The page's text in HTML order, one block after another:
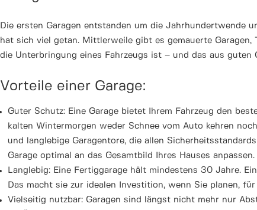
Die ersten Garagen entstanden um die Jahrhundertwende
hat sich viel getan. Mittlerweile gibt es gemauerte
die Unterbringung eines Fahrzeugs ist – und das aus
Vorteile einer Garage:
Guter Schutz: Eine Garage bietet Ihrem Fahrzeug den
kalten Wintermorgen weder Schnee vom Auto kehren
und langlebige Garagentore, die allen
Garage optimal an das Gesamtbild Ihres Hauses anpassen.
Langlebig: Eine Fertiggarage hält mindestens 30 Jahre.
Das macht sie zur idealen Investition, wenn Sie planen,
Vielseitig nutzbar: Garagen sind längst nicht mehr nur